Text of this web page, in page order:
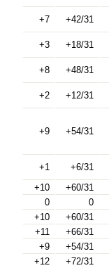
+7 +42/31
+3 +18/31
+8 +48/31
+2 +12/31
+9 +54/31
+1 +6/31
+10
+60/31
0
0
+10
+60/31
+11
+66/31
+9
+54/31
+12
+72/31